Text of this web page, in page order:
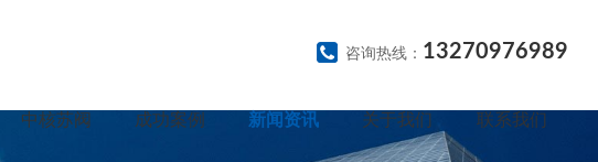
咨询热线： 13270976989
中核苏阀 成功案例 新闻资讯 关于我们 联系我们